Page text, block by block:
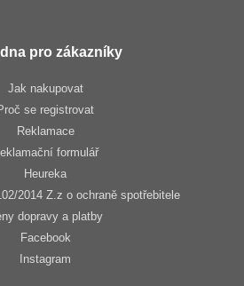
pro zákazníky
Jak nakupovat
se registrovat
Reklamace
formulář
Heureka
2014 Z.z o ochraně spotřebitele
dopravy a platby
Facebook
Instagram